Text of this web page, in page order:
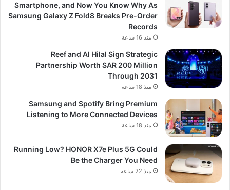
Smartphone, and Now You Know Why As
Samsung Galaxy Z Fold8 Breaks Pre-Order
Records
منذ 16 ساعة
Reef and Al Hilal Sign Strategic
Partnership Worth SAR 200 Million
Through 2031
منذ 18 ساعة
Samsung and Spotify Bring Premium
Listening to More Connected Devices
منذ 18 ساعة
Running Low? HONOR X7e Plus 5G Could
Be the Charger You Need
منذ 22 ساعة